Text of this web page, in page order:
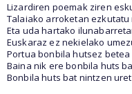
Lizardiren poemak ziren
Talaiako arroketan
Eta uda hartako
Euskaraz ez nekielako
Portua bonbila hutsez
Baina nik ere bonbila huts
Bonbila huts bat nintzen